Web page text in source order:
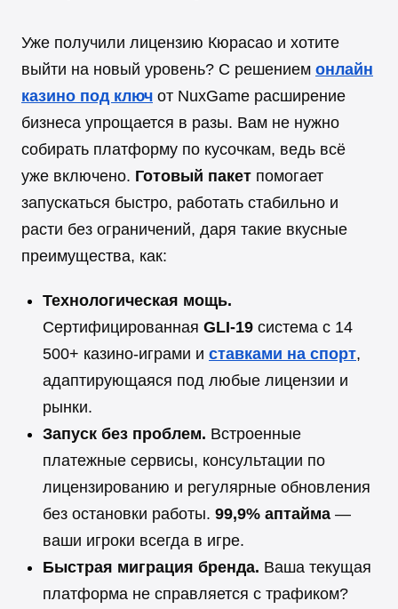
Уже получили лицензию Кюрасао и хотите
выйти на новый уровень? С решением онлайн
казино под ключ от NuxGame расширение
бизнеса упрощается в разы. Вам не нужно
собирать платформу по кусочкам, ведь всё
уже включено. Готовый пакет помогает
запускаться быстро, работать стабильно и
расти без ограничений, даря такие вкусные
преимущества, как:
Технологическая мощь.
Сертифицированная GLI-19 система с 14
500+ казино-играми и ставками на спорт,
адаптирующаяся под любые лицензии и
рынки.
Запуск без проблем. Встроенные
платежные сервисы, консультации по
лицензированию и регулярные обновления
без остановки работы. 99,9% аптайма —
ваши игроки всегда в игре.
Быстрая миграция бренда. Ваша текущая
платформа не справляется с трафиком?